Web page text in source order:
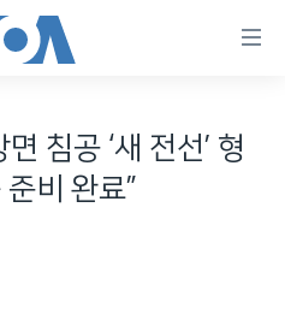
침공 ‘새 전선’ 형
비 완료”